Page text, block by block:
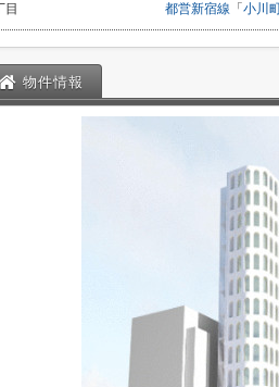
目
都営新宿線 「 小川
物件情報